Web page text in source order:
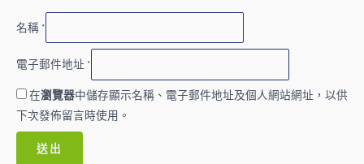
名稱 *
電子郵件地址 *
在瀏覽器中儲存顯示名稱、電子郵件地址及個人網站網址，以供
下次發佈留言時使用。